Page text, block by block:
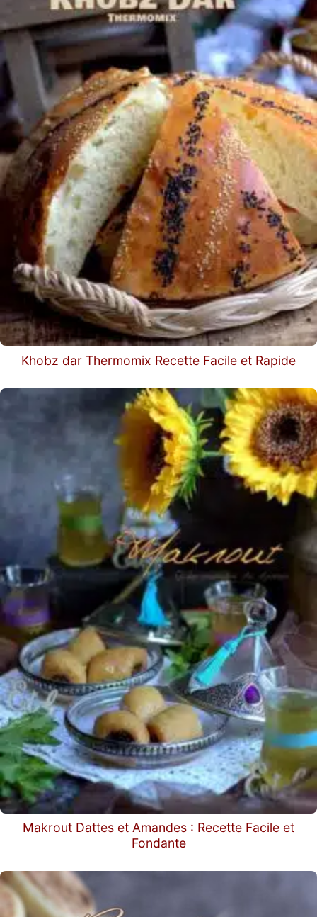
Khobz dar Thermomix Recette Facile et Rapide
Makrout Dattes et Amandes : Recette Facile et
Fondante